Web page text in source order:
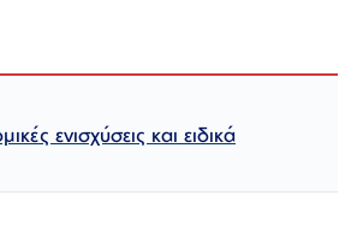
ενισχύσεις και ειδικά